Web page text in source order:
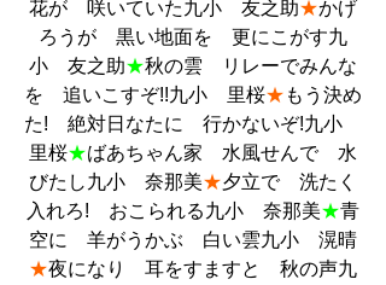
花が　咲いていた九小　友之助★かげ
ろうが　黒い地面を　更にこがす九
小　友之助★秋の雲　リレーでみんな
を　追いこすぞ!!九小　里桜★ もう決め
た!　絶対日なたに　行かないぞ!九小
里桜★ばあちゃん家　水風せんで　水
びたし九小　奈那美★夕立で　洗たく
入れろ!　おこられる九小　奈那美★青
空に　羊がうかぶ　白い雲九小　滉晴
★夜になり　耳をすますと　秋の声九